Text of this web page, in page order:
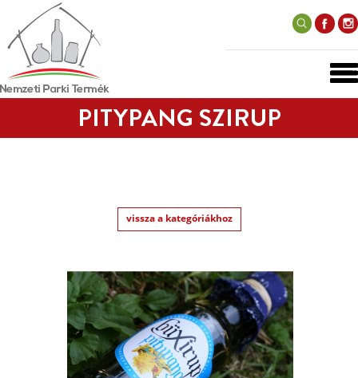
PITYPANG SZIRUP
vissza a kategóriákhoz